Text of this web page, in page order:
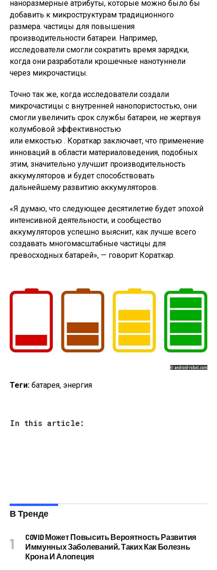
наноразмерные атрибуты, которые можно было бы
добавить к микроструктурам традиционного
размера. частицы для повышения
производительности батареи. Например,
исследователи смогли сократить время зарядки,
когда они разработали крошечные нанотуннели
через микрочастицы.
Точно так же, когда исследователи создали
микрочастицы с внутренней нанопористостью, они
смогли увеличить срок службы батареи, не жертвуя
колумбовой эффективностью
или емкостью . Кораткар заключает, что применение
инноваций в области материаловедения, подобных
этим, значительно улучшит производительность
аккумуляторов и будет способствовать
дальнейшему развитию аккумуляторов.
«Я думаю, что следующее десятилетие будет эпохой
интенсивной деятельности, и сообщество
аккумуляторов успешно выяснит, как лучше всего
создавать многомасштабные частицы для
превосходных батарей», — говорит Кораткар.
Теги: батарея, энергия
In this article:
В Тренде
COVID Может Повысить Вероятность Развития
Иммунных Заболеваний, Таких Как Болезнь
Крона И Алопеция